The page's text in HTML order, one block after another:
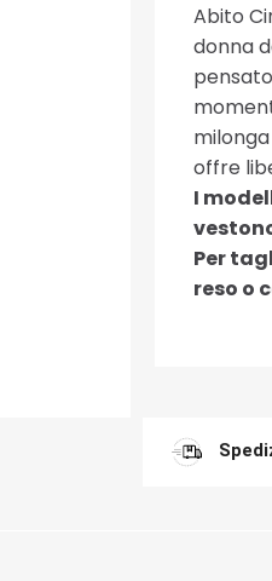
Abito
donna
offre
I
Per
reso o